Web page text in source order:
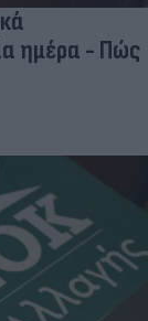
ημέρα - Πώς